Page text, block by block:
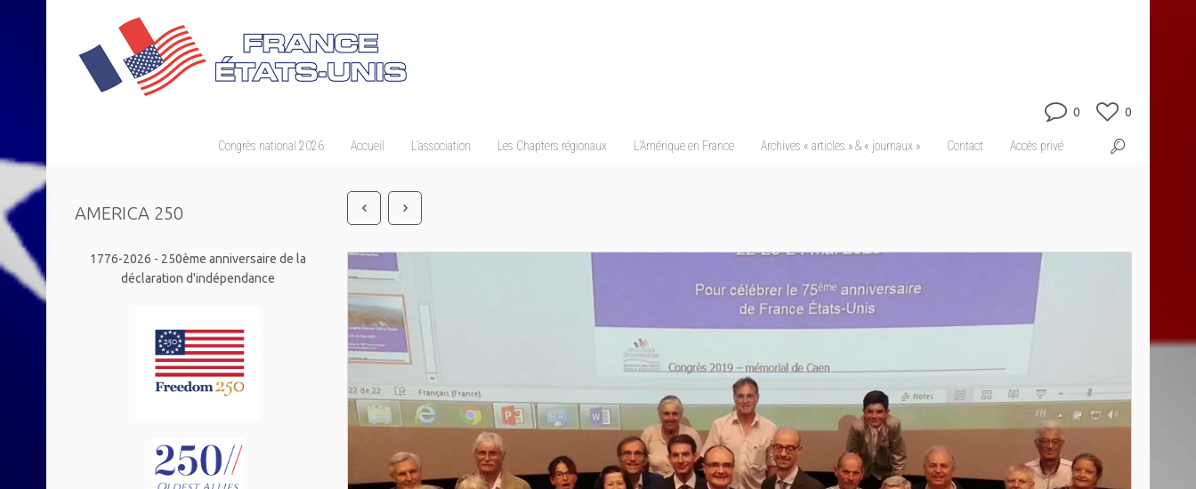
Congrès national 2026 Accueil L’association Les Chapters régionaux L’Amérique en France Archives « articles » & « journaux » Contact Accès privé
0 0
AMERICA 250
1776-2026 - 250ème anniversaire de la
déclaration d'indépendance